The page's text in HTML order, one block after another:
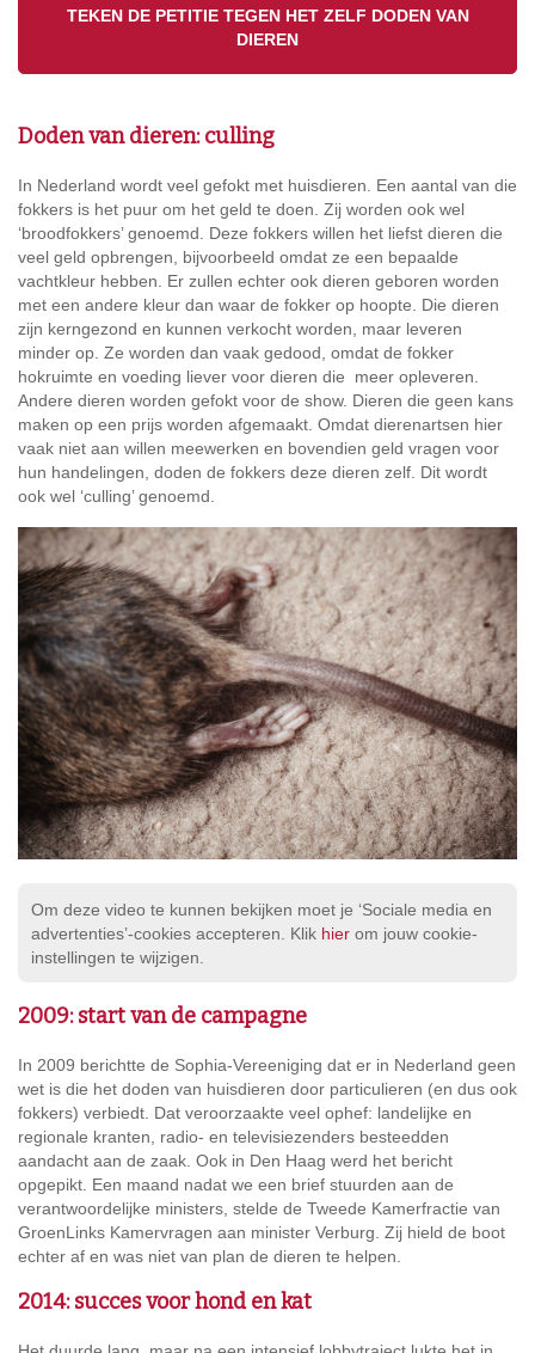
TEKEN DE PETITIE TEGEN HET ZELF DODEN VAN
DIEREN
Doden van dieren: culling
In Nederland wordt veel gefokt met huisdieren. Een aantal van die
fokkers is het puur om het geld te doen. Zij worden ook wel
‘broodfokkers’ genoemd. Deze fokkers willen het liefst dieren die
veel geld opbrengen, bijvoorbeeld omdat ze een bepaalde
vachtkleur hebben. Er zullen echter ook dieren geboren worden
met een andere kleur dan waar de fokker op hoopte. Die dieren
zijn kerngezond en kunnen verkocht worden, maar leveren
minder op. Ze worden dan vaak gedood, omdat de fokker
hokruimte en voeding liever voor dieren die meer opleveren.
Andere dieren worden gefokt voor de show. Dieren die geen kans
maken op een prijs worden afgemaakt. Omdat dierenartsen hier
vaak niet aan willen meewerken en bovendien geld vragen voor
hun handelingen, doden de fokkers deze dieren zelf. Dit wordt
ook wel ‘culling’ genoemd.
Om deze video te kunnen bekijken moet je ‘Sociale media en
advertenties’-cookies accepteren. Klik hier om jouw cookie-
instellingen te wijzigen.
2009: start van de campagne
In 2009 berichtte de Sophia-Vereeniging dat er in Nederland geen
wet is die het doden van huisdieren door particulieren (en dus ook
fokkers) verbiedt. Dat veroorzaakte veel ophef: landelijke en
regionale kranten, radio- en televisiezenders besteedden
aandacht aan de zaak. Ook in Den Haag werd het bericht
opgepikt. Een maand nadat we een brief stuurden aan de
verantwoordelijke ministers, stelde de Tweede Kamerfractie van
GroenLinks Kamervragen aan minister Verburg. Zij hield de boot
echter af en was niet van plan de dieren te helpen.
2014: succes voor hond en kat